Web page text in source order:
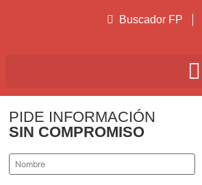
Buscador FP
PIDE INFORMACIÓN
SIN COMPROMISO
Nombre